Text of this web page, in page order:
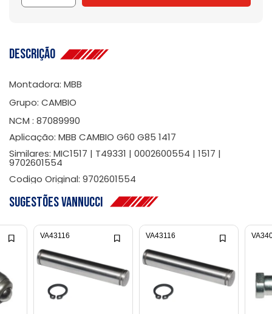
Descrição
Montadora: MBB
Grupo: CAMBIO
NCM : 87089990
Aplicação: MBB CAMBIO G60 G85 1417
Similares: MIC1517 | T49331 | 0002600554 | 1517 |
9702601554
Codigo Original: 9702601554
Sugestões Vannucci
VA43116 VA43116